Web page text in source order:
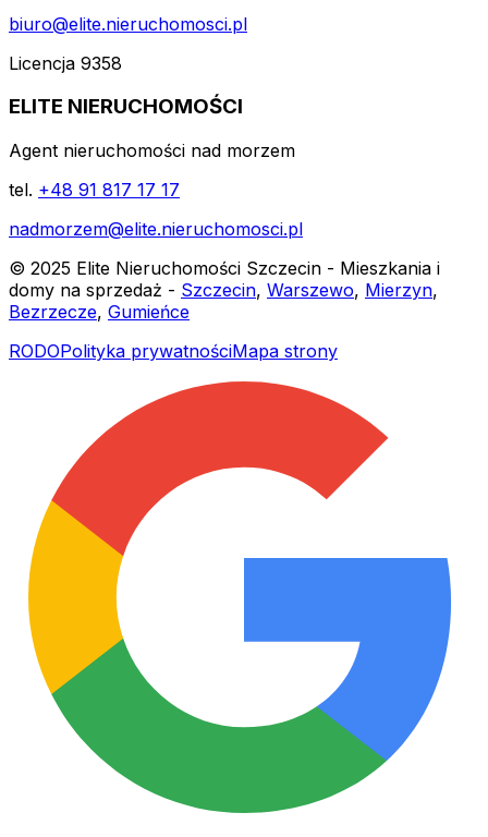
biuro@elite.nieruchomosci.pl
Licencja 9358
ELITE NIERUCHOMOŚCI
Agent nieruchomości nad morzem
tel. +48 91 817 17 17
nadmorzem@elite.nieruchomosci.pl
© 2025 Elite Nieruchomości Szczecin - Mieszkania i
domy na sprzedaż - Szczecin, Warszewo, Mierzyn,
Bezrzecze, Gumieńce
RODOPolityka prywatnościMapa strony